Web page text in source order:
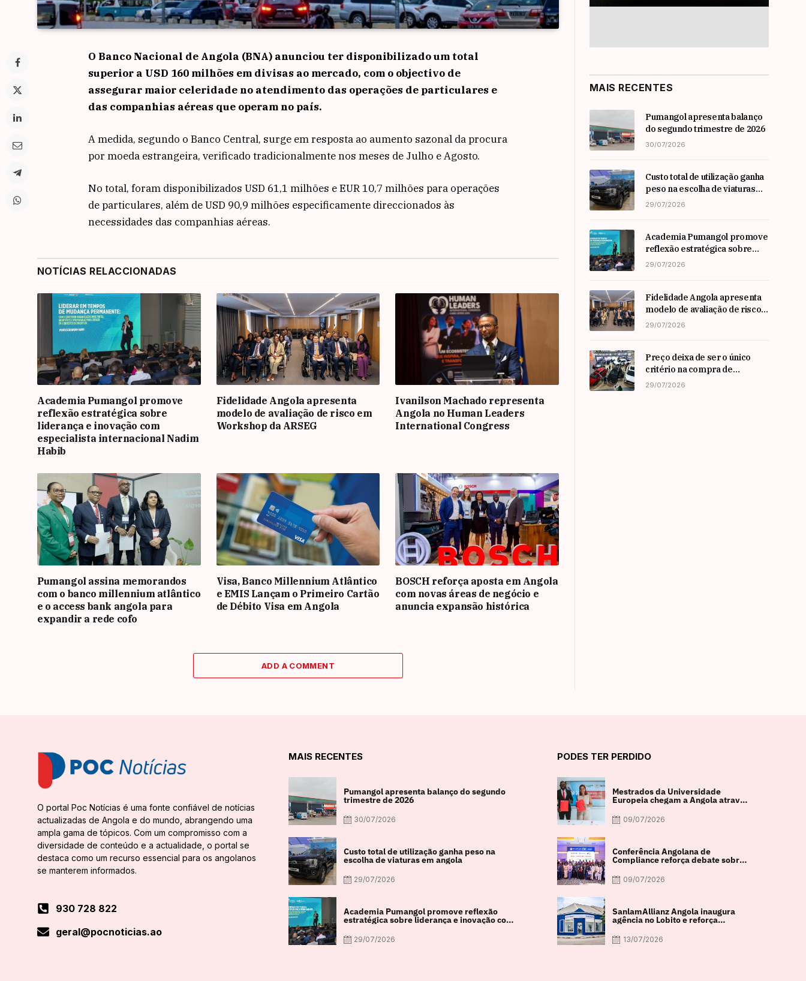
O Banco Nacional de Angola (BNA) anunciou ter disponibilizado um total
superior a USD 160 milhões em divisas ao mercado, com o objectivo de
assegurar maior celeridade no atendimento das operações de particulares e
das companhias aéreas que operam no país.
A medida, segundo o Banco Central, surge em resposta ao aumento sazonal da procura
por moeda estrangeira, verificado tradicionalmente nos meses de Julho e Agosto.
No total, foram disponibilizados USD 61,1 milhões e EUR 10,7 milhões para operações
de particulares, além de USD 90,9 milhões especificamente direccionados às
necessidades das companhias aéreas.
NOTÍCIAS RELACCIONADAS
Academia Pumangol promove
reflexão estratégica sobre
liderança e inovação com
especialista internacional Nadim
Habib
Fidelidade Angola apresenta
modelo de avaliação de risco em
Workshop da ARSEG
Ivanilson Machado representa
Angola no Human Leaders
International Congress
Pumangol assina memorandos
com o banco millennium atlântico
e o access bank angola para
expandir a rede cofo
Visa, Banco Millennium Atlântico
e EMIS Lançam o Primeiro Cartão
de Débito Visa em Angola
BOSCH reforça aposta em Angola
com novas áreas de negócio e
anuncia expansão histórica
ADD A COMMENT
MAIS RECENTES
Pumangol apresenta balanço
do segundo trimestre de 2026
30/07/2026
Custo total de utilização ganha
peso na escolha de viaturas
em angola
29/07/2026
Academia Pumangol promove
reflexão estratégica sobre
liderança e inovação com
29/07/2026
Fidelidade Angola apresenta
modelo de avaliação de risco
em Workshop da ARSEG
29/07/2026
Preço deixa de ser o único
critério na compra de
automóveis em angola
29/07/2026
O portal Poc Notícias é uma fonte confiável de notícias
actualizadas de Angola e do mundo, abrangendo uma
ampla gama de tópicos. Com um compromisso com a
diversidade de conteúdo e a actualidade, o portal se
destaca como um recurso essencial para os angolanos
se manterem informados.
930 728 822
geral@pocnoticias.ao
MAIS RECENTES
Pumangol apresenta balanço do segundo
trimestre de 2026
30/07/2026
Custo total de utilização ganha peso na
escolha de viaturas em angola
29/07/2026
Academia Pumangol promove reflexão
estratégica sobre liderança e inovação com
especialista internacional Nadim Habib
29/07/2026
PODES TER PERDIDO
Mestrados da Universidade
Europeia chegam a Angola através
de parceria com a FACUL
09/07/2026
Conferência Angolana de
Compliance reforça debate sobre
integridade e crescimento
económico
09/07/2026
SanlamAllianz Angola inaugura
agência no Lobito e reforça
proximidade com os clientes
13/07/2026